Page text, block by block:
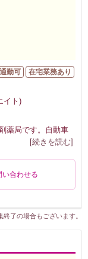
勤可 在宅業務あり
イト)
薬局です。自動車
[続きを読む]
い合わせる
了の場合もございます。